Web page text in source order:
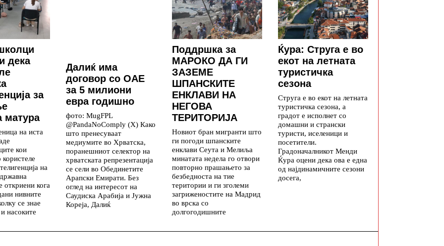
дека
за
матура
на иста
кои
користеле
на
откриени кога
нивните
се знае
насоките
Далиќ има
договор со ОАЕ
за 5 милиони
евра годишно
фото: MugFPL
@PandaNoComply (X) Како
што пренесуваат
медиумите во Хрватска,
поранешниот селектор на
хрватската репрезентација
се сели во Обединетите
Арапски Емирати. Без
оглед на интересот на
Саудиска Арабија и Јужна
Кореја, Далиќ
Поддршка за
МАРОКО ДА ГИ
ЗАЗЕМЕ
ШПАНСКИТЕ
ЕНКЛАВИ НА
НЕГОВА
ТЕРИТОРИЈА
Новиот бран мигранти што
ги погоди шпанските
енклави Сеута и Мелиља
минатата недела го отвори
повторно прашањето за
безбедноста на тие
територии и ги зголеми
загриженостите на Мадрид
во врска со
долгогодишните
Ќура: Струга е во
екот на летната
туристичка
сезона
Струга е во екот на летната
туристичка сезона, а
градот е исполнет со
домашни и странски
туристи, иселеници и
посетители.
Градоначалникот Менди
Ќура оцени дека ова е една
од најдинамичните сезони
досега,